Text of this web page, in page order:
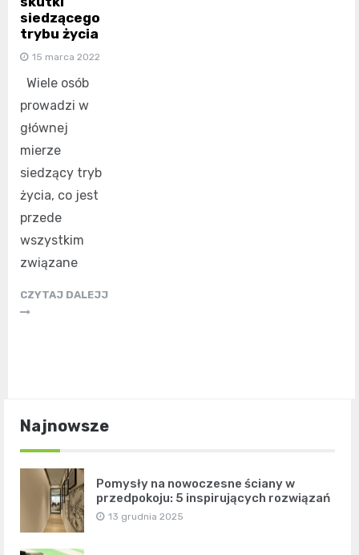
siedzącego
trybu życia
15 marca 2022
Wiele osób
prowadzi w
głównej
mierze
siedzący tryb
życia, co jest
przede
wszystkim
związane
CZYTAJ DALEJJ
Najnowsze
Pomysły na nowoczesne ściany w
przedpokoju: 5 inspirujących rozwiązań
13 grudnia 2025